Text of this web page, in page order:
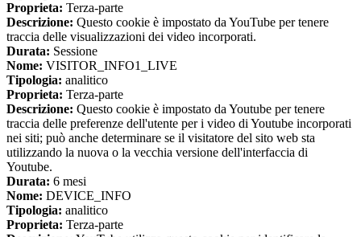
Proprieta: Terza-parte
Descrizione: Questo cookie è impostato da YouTube per tenere
traccia delle visualizzazioni dei video incorporati.
Durata: Sessione
Nome: VISITOR_INFO1_LIVE
Tipologia: analitico
Proprieta: Terza-parte
Descrizione: Questo cookie è impostato da Youtube per tenere
traccia delle preferenze dell'utente per i video di Youtube incorporati
nei siti; può anche determinare se il visitatore del sito web sta
utilizzando la nuova o la vecchia versione dell'interfaccia di
Youtube.
Durata: 6 mesi
Nome: DEVICE_INFO
Tipologia: analitico
Proprieta: Terza-parte